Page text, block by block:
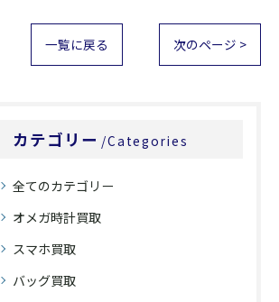
一覧に戻る 次のページ >
カテゴリー Categories
全てのカテゴリー
オメガ時計買取
スマホ買取
バッグ買取